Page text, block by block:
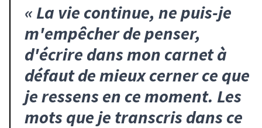
« La vie continue, ne puis-je
m'empêcher de penser,
d'écrire dans mon carnet à
défaut de mieux cerner ce que
je ressens en ce moment. Les
mots que je transcris dans ce